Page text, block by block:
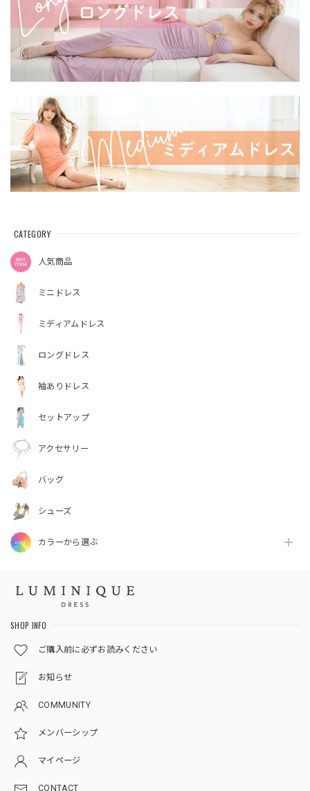
CATEGORY
人気商品
ミニドレス
ミディアムドレス
ロングドレス
袖ありドレス
セットアップ
アクセサリー
バッグ
シューズ
カラーから選ぶ
SHOP INFO
ご購入前に必ずお読みください
お知らせ
COMMUNITY
メンバーシップ
マイページ
CONTACT